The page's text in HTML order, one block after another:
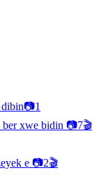
📷1
ber xwe bidin 📷7🎬
e 📷2🎬